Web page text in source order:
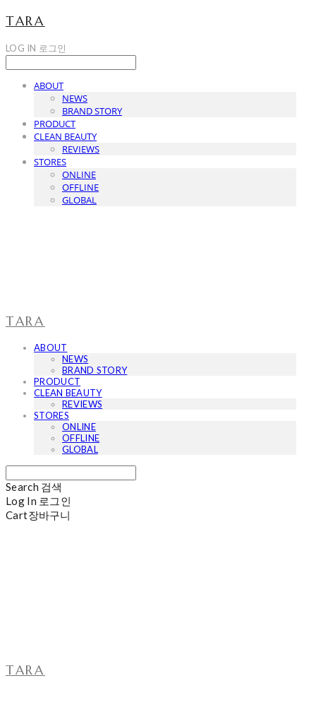
TARA
LOG IN 로그인
ABOUT
NEWS
BRAND STORY
PRODUCT
CLEAN BEAUTY
REVIEWS
STORES
ONLINE
OFFLINE
GLOBAL
TARA
ABOUT
NEWS
BRAND STORY
PRODUCT
CLEAN BEAUTY
REVIEWS
STORES
ONLINE
OFFLINE
GLOBAL
Search 검색
Log In 로그인
Cart장바구니
TARA